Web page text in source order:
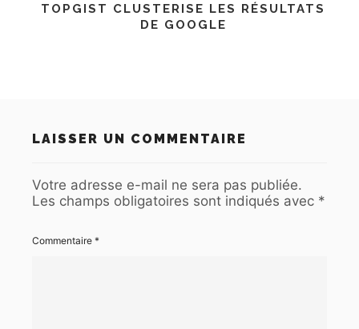
TOPGIST CLUSTERISE LES RÉSULTATS
DE GOOGLE
LAISSER UN COMMENTAIRE
Votre adresse e-mail ne sera pas publiée.
Les champs obligatoires sont indiqués avec *
Commentaire *